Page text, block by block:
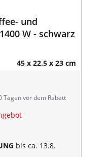
und
W - schwarz
45 x 22.5 x 23 cm
Tagen vor dem Rabatt
bis ca. 13.8.